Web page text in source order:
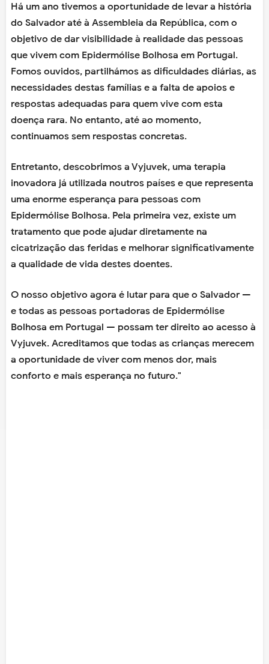
Há um ano tivemos a oportunidade de levar a história
do Salvador até à Assembleia da República, com o
objetivo de dar visibilidade à realidade das pessoas
que vivem com Epidermólise Bolhosa em Portugal.
Fomos ouvidos, partilhámos as dificuldades diárias, as
necessidades destas famílias e a falta de apoios e
respostas adequadas para quem vive com esta
doença rara. No entanto, até ao momento,
continuamos sem respostas concretas.
Entretanto, descobrimos a Vyjuvek, uma terapia
inovadora já utilizada noutros países e que representa
uma enorme esperança para pessoas com
Epidermólise Bolhosa. Pela primeira vez, existe um
tratamento que pode ajudar diretamente na
cicatrização das feridas e melhorar significativamente
a qualidade de vida destes doentes.
O nosso objetivo agora é lutar para que o Salvador —
e todas as pessoas portadoras de Epidermólise
Bolhosa em Portugal — possam ter direito ao acesso à
Vyjuvek. Acreditamos que todas as crianças merecem
a oportunidade de viver com menos dor, mais
conforto e mais esperança no futuro."